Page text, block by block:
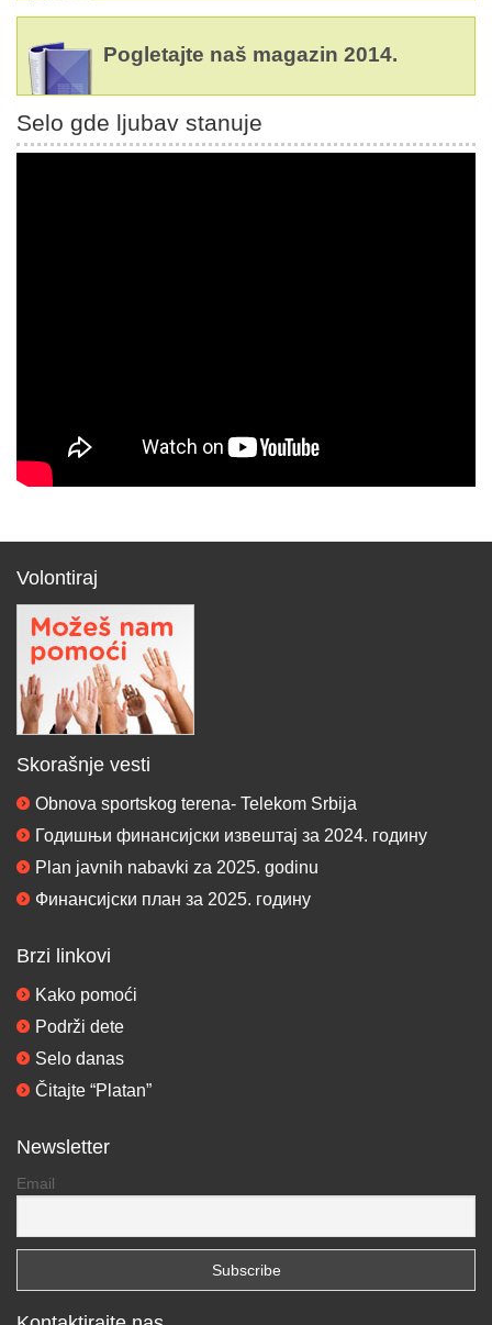
Pogletajte naš magazin 2014.
Selo gde ljubav stanuje
Volontiraj
Skorašnje vesti
Obnova sportskog terena- Telekom Srbija
Годишњи финансијски извештај за 2024. годину
Plan javnih nabavki za 2025. godinu
Финансијски план за 2025. годину
Brzi linkovi
Kako pomoći
Podrži dete
Selo danas
Čitajte “Platan”
Newsletter
Email